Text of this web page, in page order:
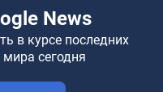
News
в курсе последних
сегодня